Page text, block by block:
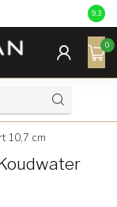
9.3
0
10,7 cm